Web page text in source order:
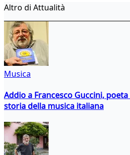
Altro di Attualità
Musica
Addio a Francesco Guccini,
storia della musica italiana